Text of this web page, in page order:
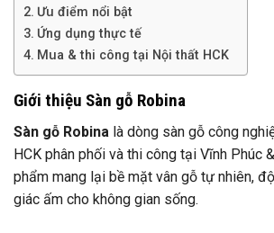
Ưu điểm nổi bật
Ứng dụng thực tế
Mua & thi công tại Nội thất HCK
Giới thiệu Sàn gỗ Robina
Sàn gỗ Robina là dòng sàn gỗ công
HCK phân phối và thi công tại Vĩnh Phúc
phẩm mang lại bề mặt vân gỗ tự nhiên,
giác ấm cho không gian sống.